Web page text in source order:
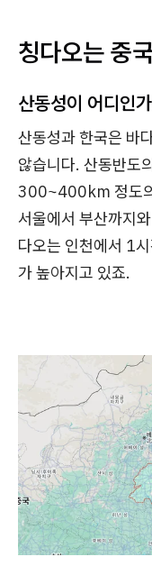
칭다오는 중
산동성이 어디인
산동성과 한국은 바
않습니다. 산동반도
300~400km 정도
서울에서 부산까지
다오는 인천에서 1
가 높아지고 있죠.